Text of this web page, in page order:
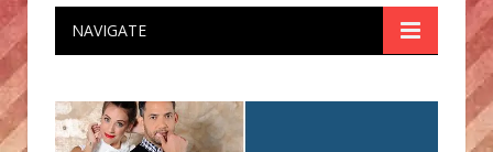
NAVIGATE